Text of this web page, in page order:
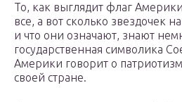
То, как выглядит флаг
все, а вот сколько звездочек
и что они означают, знают
государственная символика
Америки говорит о
своей стране.